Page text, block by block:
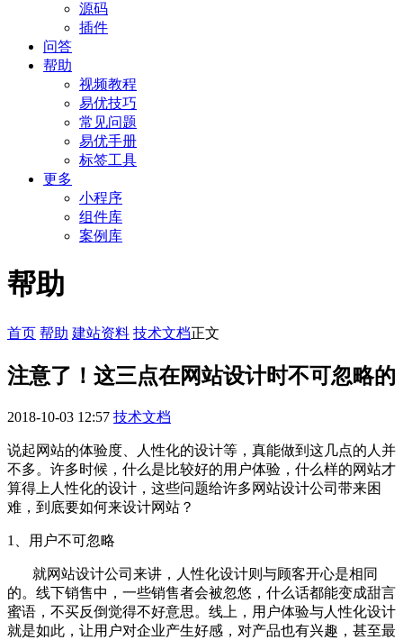
源码
插件
问答
帮助
视频教程
易优技巧
常见问题
易优手册
标签工具
更多
小程序
组件库
案例库
帮助
首页 帮助 建站资料 技术文档正文
注意了！这三点在网站设计时不可忽略的
2018-10-03 12:57 技术文档
说起网站的体验度、人性化的设计等，真能做到这几点的人并
不多。许多时候，什么是比较好的用户体验，什么样的网站才
算得上人性化的设计，这些问题给许多网站设计公司带来困
难，到底要如何来设计网站？
1、用户不可忽略
就网站设计公司来讲，人性化设计则与顾客开心是相同
的。线下销售中，一些销售者会被忽悠，什么话都能变成甜言
蜜语，不买反倒觉得不好意思。线上，用户体验与人性化设计
就是如此，让用户对企业产生好感，对产品也有兴趣，甚至最